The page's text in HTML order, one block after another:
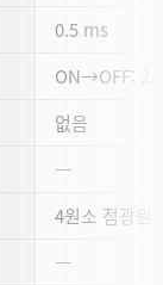
0.5 ms
ON→OFF:
없음
―
4원소 점광원
―